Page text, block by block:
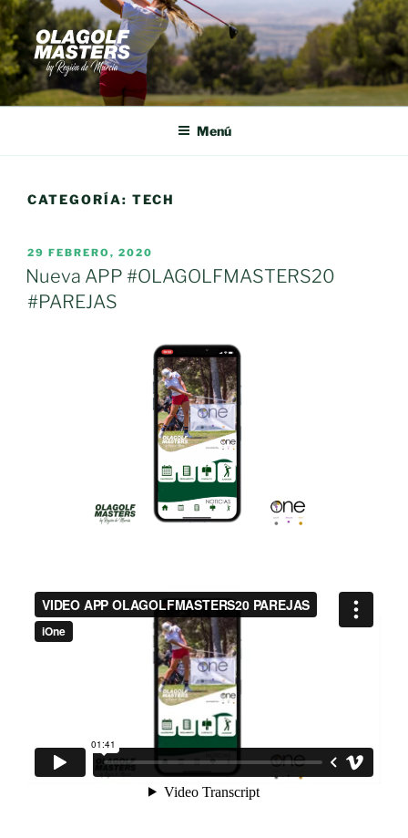
Saltar
al
contenido
Menú
CATEGORÍA: TECH
PUBLICADO
EL
29 FEBRERO, 2020
Nueva APP #OLAGOLFMASTERS20
#PAREJAS